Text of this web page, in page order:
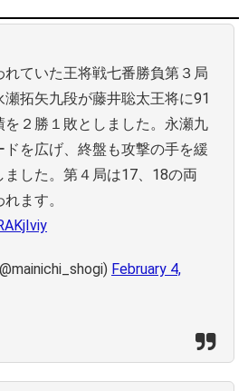
ていた王将戦七番勝負第３局
拓矢九段が藤井聡太王将に91
２勝１敗としました。永瀬九
を広げ、終盤も攻撃の手を緩
した。第４局は17、18の両
ます。
February 4,